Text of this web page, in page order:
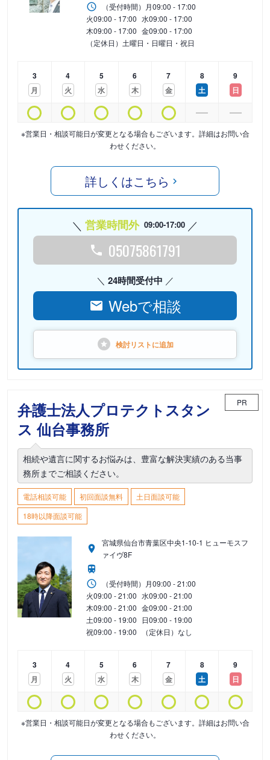
（受付時間） 月09:00 - 17:00
火09:00 - 17:00 水09:00 - 17:00
木09:00 - 17:00 金09:00 - 17:00
（定休日）土曜日・日曜日・祝日
3
月
4
火
5
水
6
木
7
金
8
土
9
日
※営業日・相談可能日が変更となる場合もございます。詳細はお問い合
わせください。
詳しくはこちら
営業時間外 09:00-17:00
05075861791
24時間受付中
Webで相談
検討リストに追加
弁護士法人プロテクトスタン
ス 仙台事務所
PR
相続や遺言に関するお悩みは、豊富な解決実績のある当事
務所までご相談ください。
電話相談可能 初回面談無料
土日面談可能
18時以降面談可能
宮城県仙台市青葉区中央1-10-1 ヒューモスフ
ァイヴ8F
（受付時間） 月09:00 - 21:00
火09:00 - 21:00 水09:00 - 21:00
木09:00 - 21:00 金09:00 - 21:00
土09:00 - 19:00 日09:00 - 19:00
祝09:00 - 19:00 （定休日）なし
3
月
4
火
5
水
6
木
7
金
8
土
9
日
※営業日・相談可能日が変更となる場合もございます。詳細はお問い合
わせください。